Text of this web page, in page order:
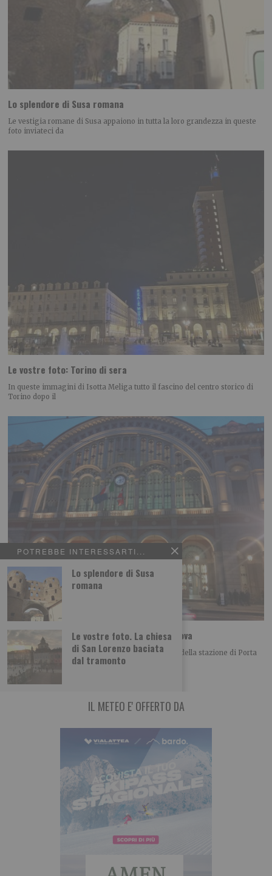
POTREBBE INTERESSARTI...
Lo splendore di Susa
romana
Le vostre foto. La chiesa
di San Lorenzo baciata
dal tramonto
Lo splendore di Susa romana
Le vestigia romane di Susa appaiono in tutta la loro grandezza in queste
foto inviateci da
Le vostre foto: Torino di sera
In queste immagini di Isotta Meliga tutto il fascino del centro storico di
Torino dopo il
Le foto dei lettori: la stazione di Porta Nuova
Luigi Gagliano ci propone questa bella immagine della stazione di Porta
Nuova a Torino Leggi qui
IL METEO E' OFFERTO DA